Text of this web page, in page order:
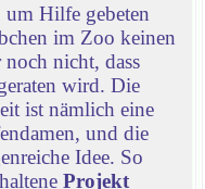
Hilfe gebeten
im Zoo keinen
nicht, dass
wird. Die
ist nämlich eine
und die
Idee. So
Projekt